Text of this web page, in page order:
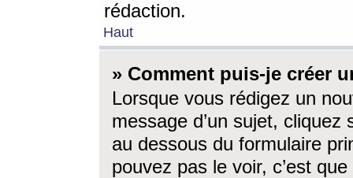
rédaction.
Haut
» Comment puis-je créer
Lorsque vous rédigez un
message d’un sujet, cliquez
au dessous du formulaire
pouvez pas le voir, c’est